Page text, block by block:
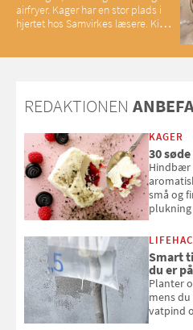
airfryer. Kager har en stor plads i
hjertet hos Samvirkes læsere. Kig
REDAKTIONEN
KAGER
30
Hindbær
små og
kan
Smart
du er
Planter
mens
vatpind